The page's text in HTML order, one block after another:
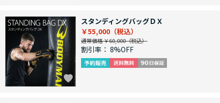
スタンディングバッグＤＸ
￥55,000
通常価格 ￥60,000
割引率： 8%OFF